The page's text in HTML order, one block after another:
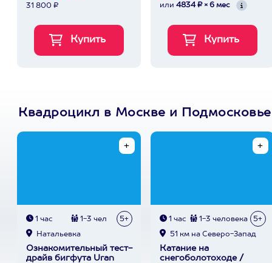
31 800 ₽ или 4834 ₽ × 6 мес
Квадроцикл в Москве и Подмосковье
1 час 1-3 чел 5+
Натальевка
Ознакомительный тест-
драйв бигфута Uran
1 час 1-3 человека 5+
51 км на Северо-Запад
Катание на
снегоболотоходе /